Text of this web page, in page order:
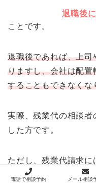
退職後
ことです。
退職後であれば、上
りますし、会社は配
することもできなくな
実際、残業代の相談
した方です。
ただし、残業代請求
経過した部分から順
電話で相談予約 メール相談